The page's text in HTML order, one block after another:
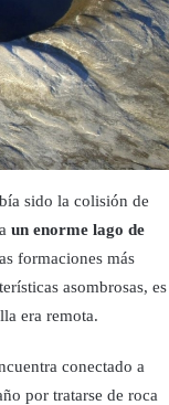
sido la colisión de
un enorme lago de
formaciones más
asombrosas, es
era remota.
conectado a
por tratarse de roca